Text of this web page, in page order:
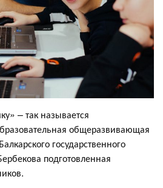
– так называется
общеразвивающая
государственного
подготовленная